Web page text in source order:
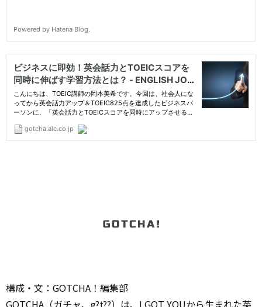
構成・文：GOTCHA！編集部
GOTCHA（ガチャ、g?t??）は、I GOT YOUから生まれた英